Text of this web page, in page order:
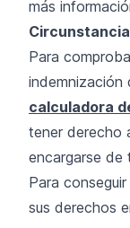
más
Para
indemnización
calculadora
tener derecho
encargarse de
Para
sus derechos